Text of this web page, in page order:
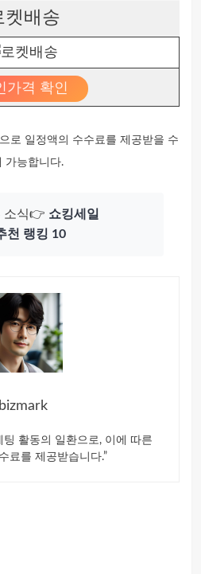
켓배송
가격 확인
로 일정액의 수수료를 제공받을 수
가능합니다.
소식👉 쇼킹세일
천 랭킹 10
bizmark
팅 활동의 일환으로, 이에 따른
료를 제공받습니다.”